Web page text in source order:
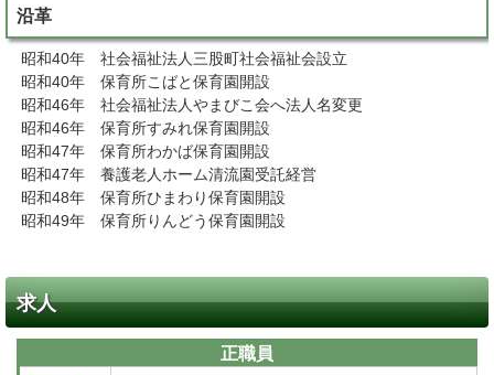
沿革
昭和40年 社会福祉法人三股町社会福祉会設立
昭和40年 保育所こばと保育園開設
昭和46年 社会福祉法人やまびこ会へ法人名変更
昭和46年 保育所すみれ保育園開設
昭和47年 保育所わかば保育園開設
昭和47年 養護老人ホーム清流園受託経営
昭和48年 保育所ひまわり保育園開設
昭和49年 保育所りんどう保育園開設
求人
正職員